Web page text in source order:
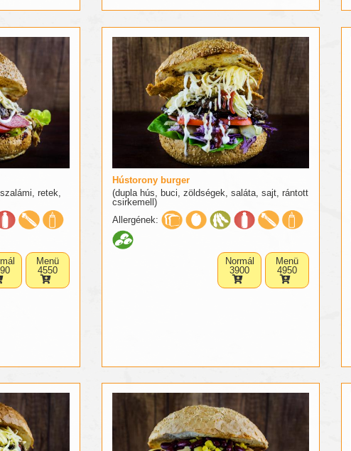
retek,
Menü
4550
Hústorony burger
(dupla hús, buci, zöldségek, saláta, sajt, rántott
csirkemell)
Allergének:
Normál
3900
Menü
4950